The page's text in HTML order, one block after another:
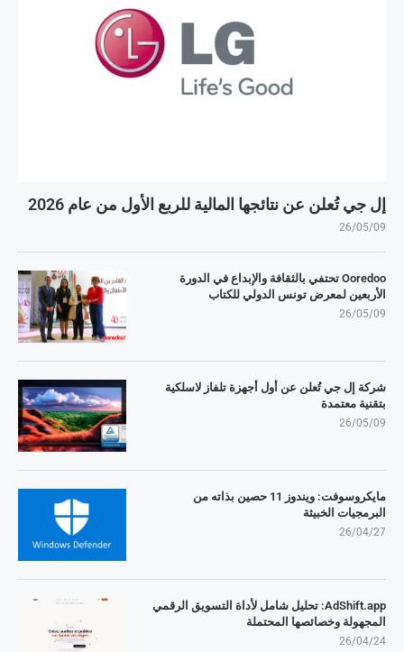
إل جي تُعلن عن نتائجها المالية للربع الأول من عام 2026
26/05/09
Ooredoo تحتفي بالثقافة والإبداع في الدورة
الأربعين لمعرض تونس الدولي للكتاب
26/05/09
شركة إل جي تُعلن عن أول أجهزة تلفاز لاسلكية
بتقنية معتمدة
26/05/09
مايكروسوفت: ويندوز 11 حصين بذاته من
البرمجيات الخبيثة
26/04/27
AdShift.app: تحليل شامل لأداة التسويق الرقمي
المجهولة وخصائصها المحتملة
26/04/24